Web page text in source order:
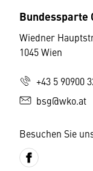
Bundessparte
Wiedner
1045 Wien
+43 5 90900
bsg@wko.at
Besuchen Sie